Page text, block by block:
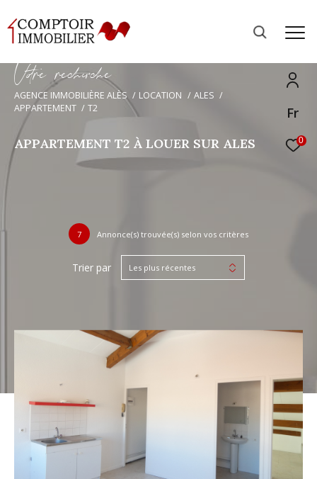
Fr
0
Vore recece
AGENCE IMMOBILIÈRE ALÈS LOCATION
ALES
APPARTEMENT
T2
APPARTEMENT T2 À LOUER SUR ALES
7 Annonce(s) trouvée(s) selon vos critères
Trier par Les plus récentes